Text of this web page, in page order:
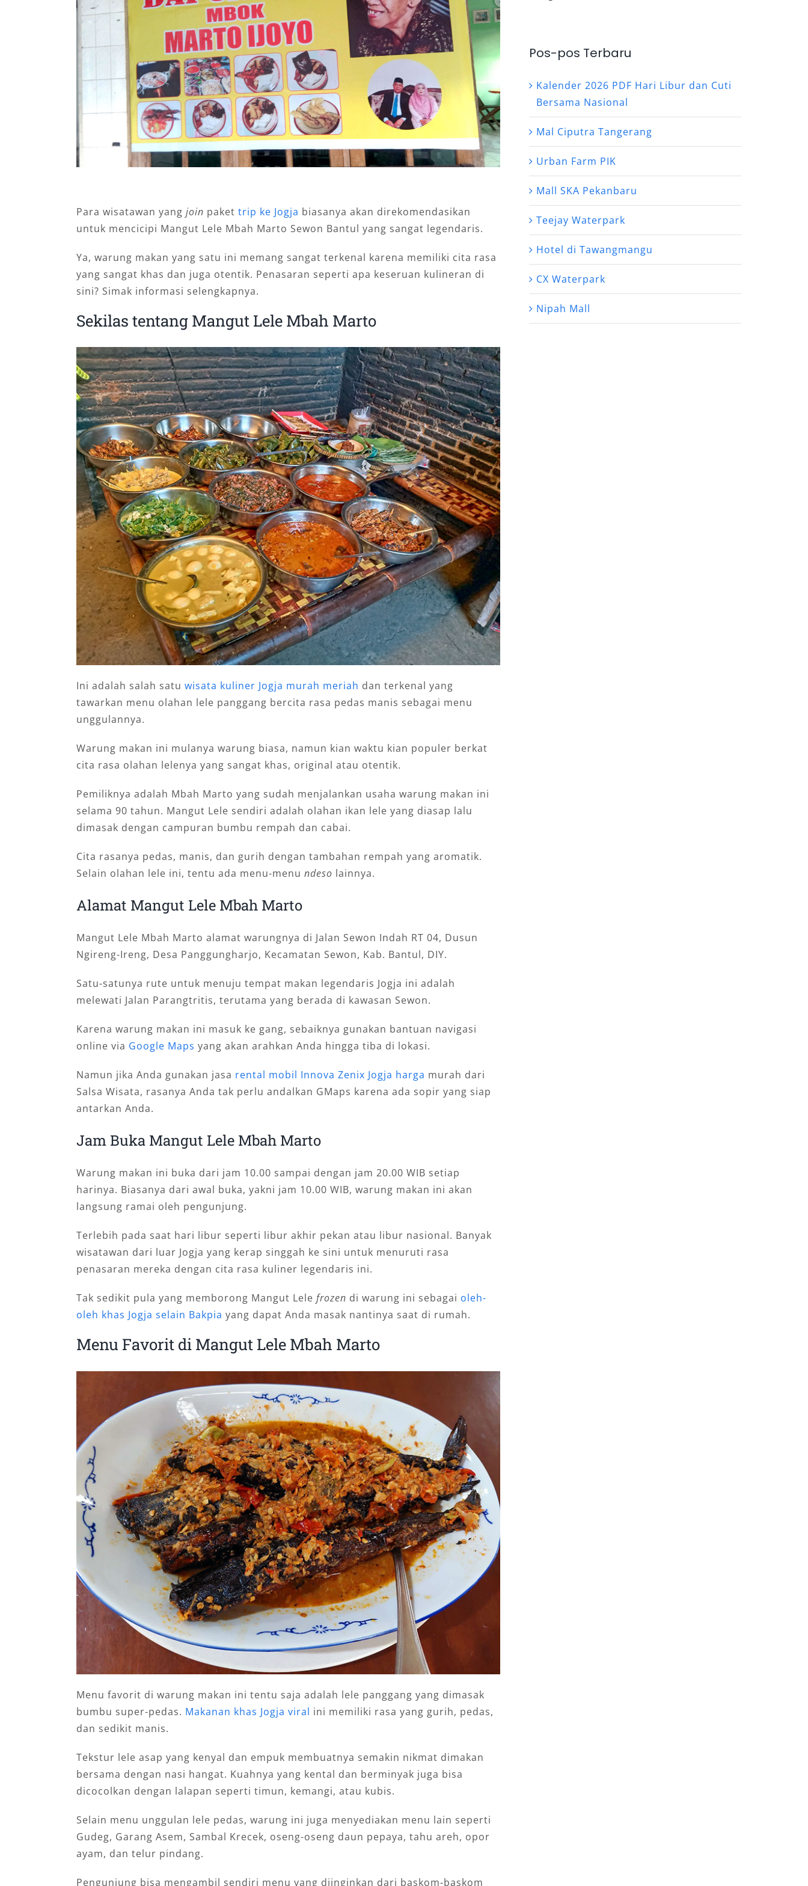
Para wisatawan yang join paket trip ke Jogja biasanya akan direkomendasikan
untuk mencicipi Mangut Lele Mbah Marto Sewon Bantul yang sangat legendaris.
Ya, warung makan yang satu ini memang sangat terkenal karena memiliki cita rasa
yang sangat khas dan juga otentik. Penasaran seperti apa keseruan kulineran di
sini? Simak informasi selengkapnya.
Sekilas tentang Mangut Lele Mbah Marto
Ini adalah salah satu wisata kuliner Jogja murah meriah dan terkenal yang
tawarkan menu olahan lele panggang bercita rasa pedas manis sebagai menu
unggulannya.
Warung makan ini mulanya warung biasa, namun kian waktu kian populer berkat
cita rasa olahan lelenya yang sangat khas, original atau otentik.
Pemiliknya adalah Mbah Marto yang sudah menjalankan usaha warung makan ini
selama 90 tahun. Mangut Lele sendiri adalah olahan ikan lele yang diasap lalu
dimasak dengan campuran bumbu rempah dan cabai.
Cita rasanya pedas, manis, dan gurih dengan tambahan rempah yang aromatik.
Selain olahan lele ini, tentu ada menu-menu ndeso lainnya.
Alamat Mangut Lele Mbah Marto
Mangut Lele Mbah Marto alamat warungnya di Jalan Sewon Indah RT 04, Dusun
Ngireng-Ireng, Desa Panggungharjo, Kecamatan Sewon, Kab. Bantul, DIY.
Satu-satunya rute untuk menuju tempat makan legendaris Jogja ini adalah
melewati Jalan Parangtritis, terutama yang berada di kawasan Sewon.
Karena warung makan ini masuk ke gang, sebaiknya gunakan bantuan navigasi
online via Google Maps yang akan arahkan Anda hingga tiba di lokasi.
Namun jika Anda gunakan jasa rental mobil Innova Zenix Jogja harga murah dari
Salsa Wisata, rasanya Anda tak perlu andalkan GMaps karena ada sopir yang siap
antarkan Anda.
Jam Buka Mangut Lele Mbah Marto
Warung makan ini buka dari jam 10.00 sampai dengan jam 20.00 WIB setiap
harinya. Biasanya dari awal buka, yakni jam 10.00 WIB, warung makan ini akan
langsung ramai oleh pengunjung.
Terlebih pada saat hari libur seperti libur akhir pekan atau libur nasional. Banyak
wisatawan dari luar Jogja yang kerap singgah ke sini untuk menuruti rasa
penasaran mereka dengan cita rasa kuliner legendaris ini.
Tak sedikit pula yang memborong Mangut Lele frozen di warung ini sebagai oleh-
oleh khas Jogja selain Bakpia yang dapat Anda masak nantinya saat di rumah.
Menu Favorit di Mangut Lele Mbah Marto
Menu favorit di warung makan ini tentu saja adalah lele panggang yang dimasak
bumbu super-pedas. Makanan khas Jogja viral ini memiliki rasa yang gurih, pedas,
dan sedikit manis.
Tekstur lele asap yang kenyal dan empuk membuatnya semakin nikmat dimakan
bersama dengan nasi hangat. Kuahnya yang kental dan berminyak juga bisa
dicocolkan dengan lalapan seperti timun, kemangi, atau kubis.
Selain menu unggulan lele pedas, warung ini juga menyediakan menu lain seperti
Gudeg, Garang Asem, Sambal Krecek, oseng-oseng daun pepaya, tahu areh, opor
ayam, dan telur pindang.
Pengunjung bisa mengambil sendiri menu yang diinginkan dari baskom-baskom
Pos-pos Terbaru
Kalender 2026 PDF Hari Libur dan Cuti
Bersama Nasional
Mal Ciputra Tangerang
Urban Farm PIK
Mall SKA Pekanbaru
Teejay Waterpark
Hotel di Tawangmangu
CX Waterpark
Nipah Mall